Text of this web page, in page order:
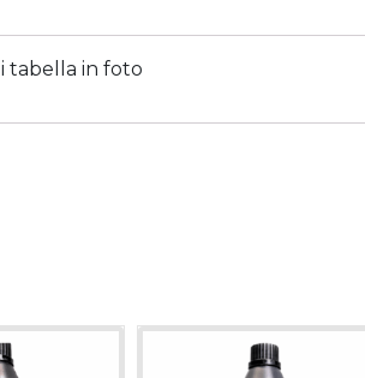
tabella in foto